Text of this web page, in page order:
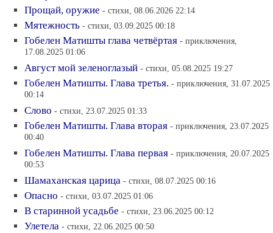
Прощай, оружие - стихи, 08.06.2026 22:14
Мятежность - стихи, 03.09.2025 00:18
Гобелен Матишты глава четвёртая - приключения,
17.08.2025 01:06
Август мой зеленоглазый - стихи, 05.08.2025 19:27
Гобелен Матишты. Глава третья. - приключения, 31.07.2025
00:14
Слово - стихи, 23.07.2025 01:33
Гобелен Матишты. Глава вторая - приключения, 23.07.2025
00:40
Гобелен Матишты. Глава первая - приключения, 20.07.2025
00:53
Шамаханская царица - стихи, 08.07.2025 00:16
Опасно - стихи, 03.07.2025 01:06
В старинной усадьбе - стихи, 23.06.2025 00:12
Улетела - стихи, 22.06.2025 00:50